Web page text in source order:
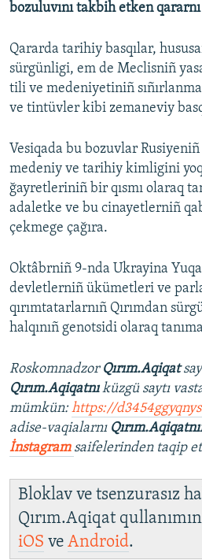
bozuluvını takbih etken
Qararda tarihiy basqılar,
sürgünligi, em de Meclisniñ
tili ve medeniyetiniñ
ve tintüvler kibi zemaneviy
Vesiqada bu bozuvlar
medeniy ve tarihiy kimligini
ğayretleriniñ bir qısmı olaraq
adaletke ve bu cinayetlerniñ
çekmege çağıra.
Oktâbrniñ 9-nda Ukrayina
devletlerniñ ükümetleri ve
qırımtatarlarnıñ Qırımdan
halqınıñ genotsidi olaraq
Roskomnadzor Qırım.Aqiqat
Qırım.Aqiqatnıküzgü saytı
mümkün:https://
adise-vaqialarnı
İnstagram saifelerinden taqip
Bloklav ve tsenzurasız
Qırım.Aqiqat
iOS ve Android.